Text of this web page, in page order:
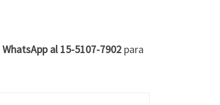
WhatsApp al 15-5107-7902 para